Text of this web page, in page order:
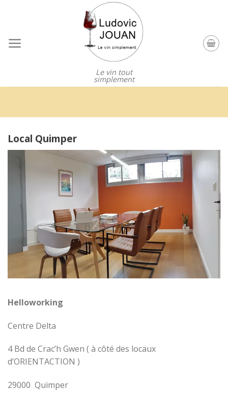
Le vin tout
simplement
Local Quimper
Helloworking
Centre Delta
4 Bd de Crac’h Gwen ( à côté des locaux
d’ORIENTACTION )
29000 Quimper